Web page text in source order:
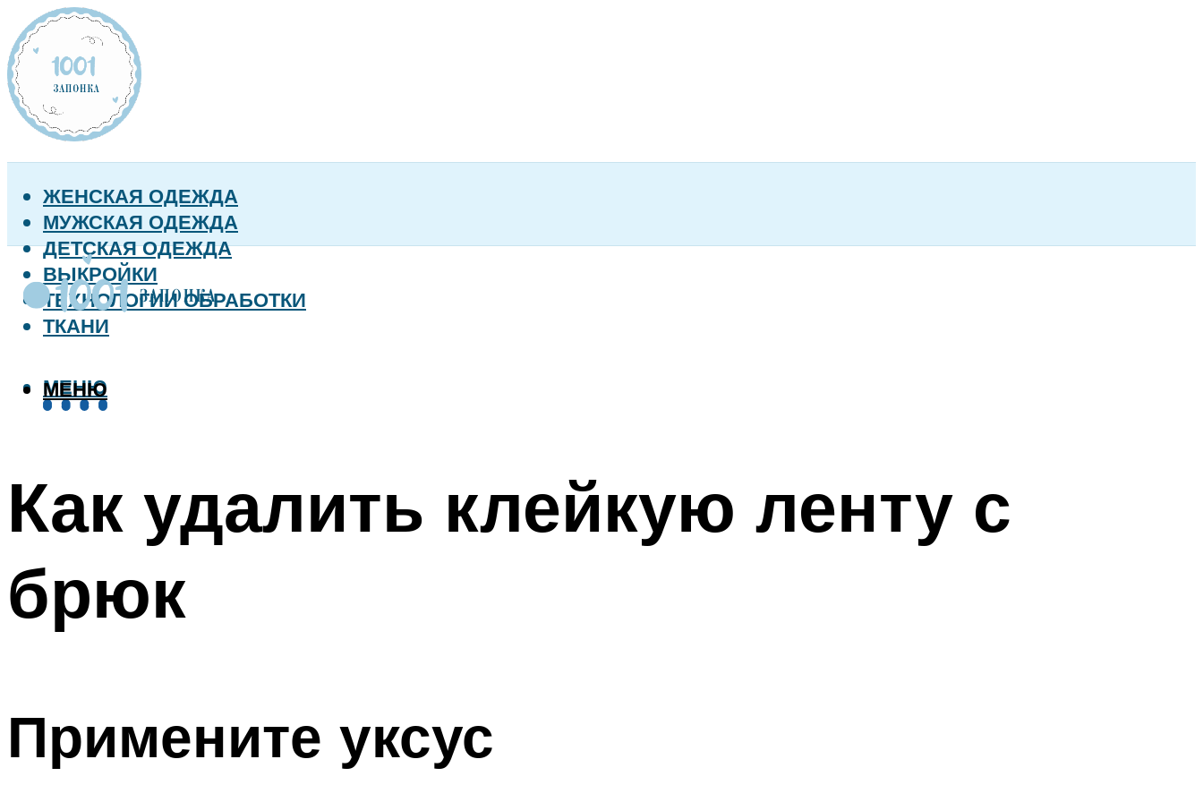
ЖЕНСКАЯ ОДЕЖДА
МУЖСКАЯ ОДЕЖДА
ДЕТСКАЯ ОДЕЖДА
ВЫКРОЙКИ
ТЕХНОЛОГИИ ОБРАБОТКИ
ТКАНИ
МЕНЮ
МЕНЮ
Как удалить клейкую ленту с
брюк
Примените уксус